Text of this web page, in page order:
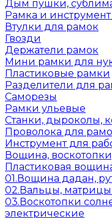
Дым пушки,
Рамка и
Втулки для рамок
Гвозди
Держатели рамок
Мини рамки для
Пластиковые рамки
Разделители для
Саморезы
Рамки ульевые
Станки, дыроколы,
Проволока для
Инструмент для
Вощина,
Пластиковая
01.Вощина дадан,
02.Вальцы,
03.Воскотопки
электрические